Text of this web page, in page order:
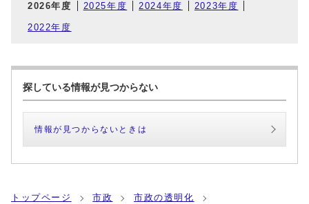
2026年度 2025年度 2024年度 2023年度
2022年度
探している情報が見つからない
情報が見つからないときは
トップページ 市政 市政の透明化